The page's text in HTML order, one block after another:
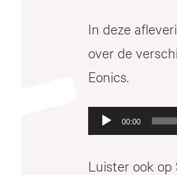
In deze
over de
Eonics.
Audiospeler
00:00
Luister ook op